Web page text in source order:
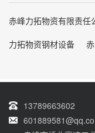
赤峰力拓物资有限责任
力拓物资钢材设备
13789663602